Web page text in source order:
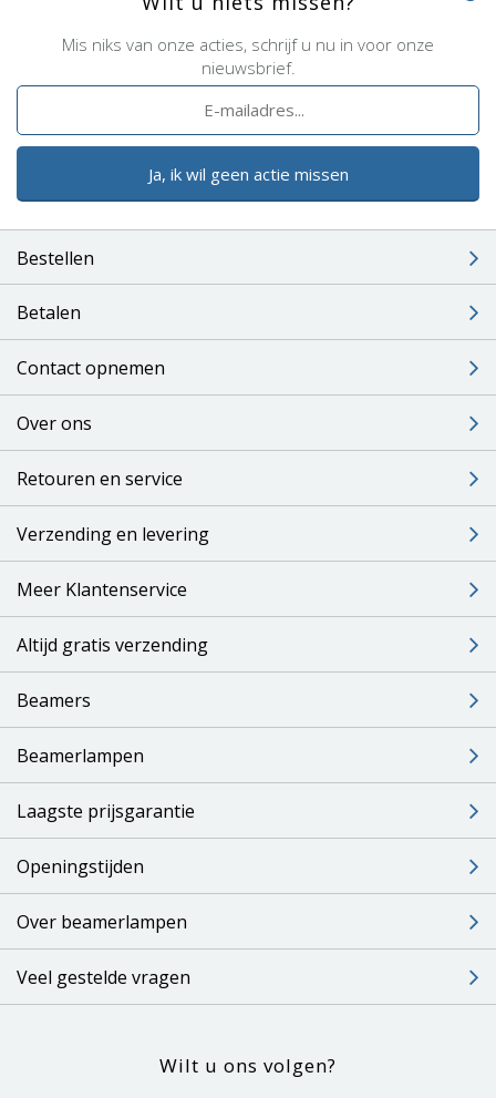
Mis niks van onze acties, schrijf u nu in voor onze
nieuwsbrief.
Ja, ik wil geen actie missen
Bestellen
Betalen
Contact opnemen
Over ons
Retouren en service
Verzending en levering
Meer Klantenservice
Altijd gratis verzending
Beamers
Beamerlampen
Laagste prijsgarantie
Openingstijden
Over beamerlampen
Veel gestelde vragen
Wilt u ons volgen?